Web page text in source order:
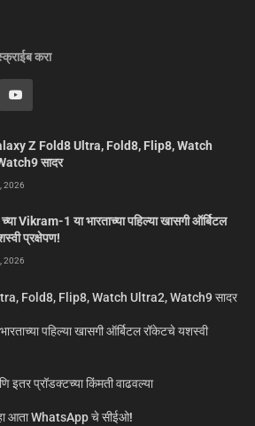
करा
Z Fold8 Ultra, Fold8, Flip8, Watch
सादर
2026
Vikram-1 या भारताच्या पहिल्या खासगी ऑर्बिटल
प्रक्षेपण!
2026
Fold8, Flip8, Watch Ultra2, Watch9 सादर
पहिल्या खासगी ऑर्बिटल रॉकेटचे यशस्वी
प्रॉडक्टच्या किंमती वाढवल्या
आता WhatsApp चे सीईओ!